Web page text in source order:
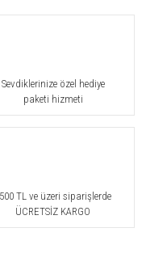
Sevdiklerinize özel hediye
paketi hizmeti
TL ve üzeri siparişlerde
ÜCRETSİZ KARGO